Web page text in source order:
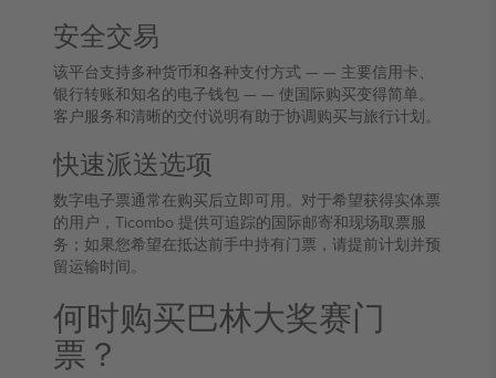
安全交易
该平台支持多种货币和各种支付方式 — — 主要信用卡、
银行转账和知名的电子钱包 — — 使国际购买变得简单。
客户服务和清晰的交付说明有助于协调购买与旅行计划。
快速派送选项
数字电子票通常在购买后立即可用。对于希望获得实体票
的用户，Ticombo 提供可追踪的国际邮寄和现场取票服
务；如果您希望在抵达前手中持有门票，请提前计划并预
留运输时间。
何时购买巴林大奖赛门
票？